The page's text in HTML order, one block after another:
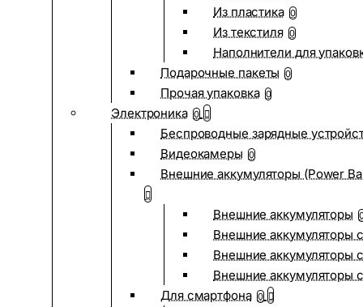
Из пластика 0
Из текстиля 0
Наполнители для
Подарочные пакеты 0
Прочая упаковка 0
Электроника 0
Беспроводные зарядные
Видеокамеры 0
Внешние аккумуляторы (Power
Внешние аккумуляторы
Внешние аккумуляторы
Внешние аккумуляторы
Внешние аккумуляторы
Для смартфона 0